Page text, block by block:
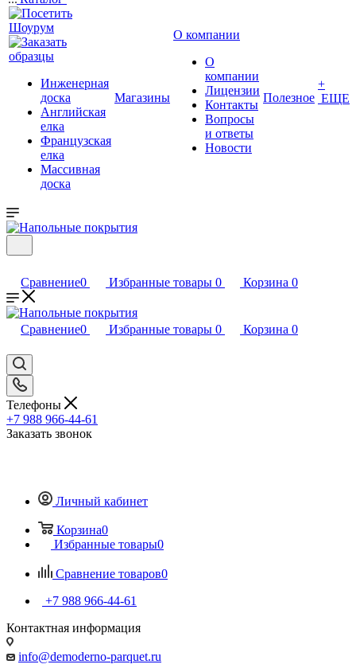
Инженерная
доска
Английская
елка
Французская
елка
Массивная
доска
Магазины
О компании
О
компании
Лицензии
Контакты
Вопросы
и ответы
Новости
Полезное
+
ЕЩЕ
Сравнение0 Избранные товары 0 Корзина 0
Сравнение0 Избранные товары 0 Корзина 0
Телефоны
+7 988 966-44-61
Заказать звонок
Личный кабинет
Корзина0
Избранные товары0
Сравнение товаров0
+7 988 966-44-61
Контактная информация
info@demoderno-parquet.ru